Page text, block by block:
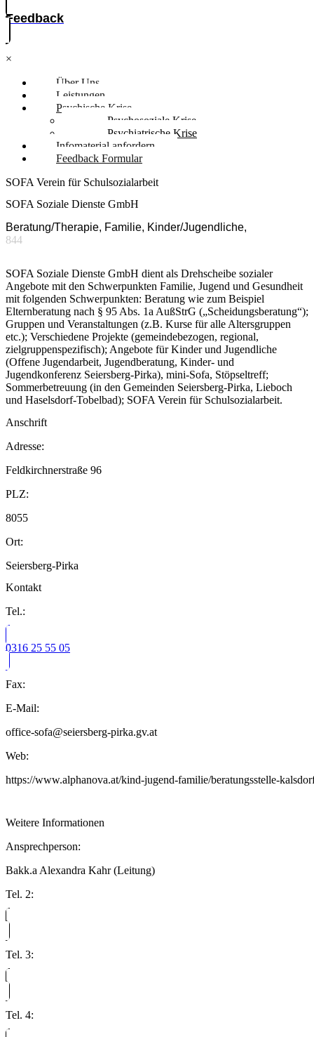
Feedback
×
Über Uns
Leistungen
Psychische Krise
Psychosoziale Krise
Psychiatrische Krise
Infomaterial anfordern
Feedback Formular
SOFA Verein für Schulsozialarbeit
SOFA Soziale Dienste GmbH
Beratung/Therapie, Familie, Kinder/Jugendliche,
844
SOFA Soziale Dienste GmbH dient als Drehscheibe sozialer
Angebote mit den Schwerpunkten Familie, Jugend und Gesundheit
mit folgenden Schwerpunkten: Beratung wie zum Beispiel
Elternberatung nach § 95 Abs. 1a AußStrG („Scheidungsberatung“);
Gruppen und Veranstaltungen (z.B. Kurse für alle Altersgruppen
etc.); Verschiedene Projekte (gemeindebezogen, regional,
zielgruppenspezifisch); Angebote für Kinder und Jugendliche
(Offene Jugendarbeit, Jugendberatung, Kinder- und
Jugendkonferenz Seiersberg-Pirka), mini-Sofa, Stöpseltreff;
Sommerbetreuung (in den Gemeinden Seiersberg-Pirka, Lieboch
und Haselsdorf-Tobelbad); SOFA Verein für Schulsozialarbeit.
Anschrift
Adresse:
Feldkirchnerstraße 96
PLZ:
8055
Ort:
Seiersberg-Pirka
Kontakt
Tel.:
0316 25 55 05
Fax:
E-Mail:
office-sofa@seiersberg-pirka.gv.at
Web:
https://www.alphanova.at/kind-jugend-familie/beratungsstelle-
Weitere Informationen
Ansprechperson:
Bakk.a Alexandra Kahr (Leitung)
Tel. 2:
Tel. 3:
Tel. 4: